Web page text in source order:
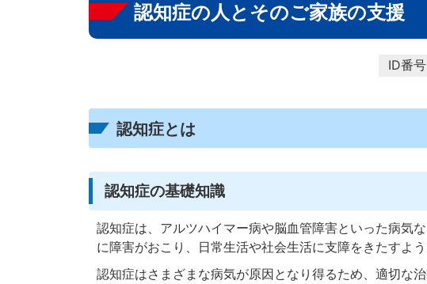
認知症の人とそのご家族の支援
ID番号
認知症とは
認知症の基礎知識
認知症は、アルツハイマー病や脳血管障害といった病気
に障害がおこり、日常生活や社会生活に支障をきたすよ
認知症はさまざまな病気が原因となり得るため、適切な